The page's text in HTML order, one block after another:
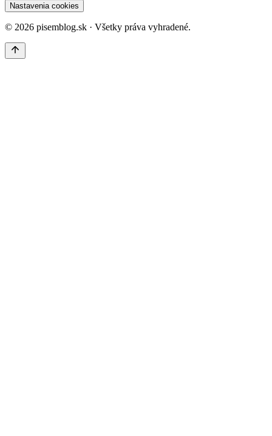
Nastavenia cookies
© 2026 pisemblog.sk · Všetky práva vyhradené.